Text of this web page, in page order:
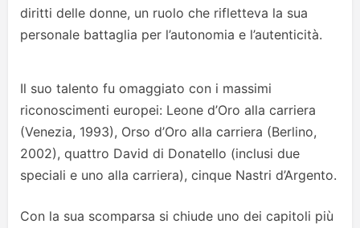
diritti delle donne, un ruolo che rifletteva la sua
personale battaglia per l’autonomia e l’autenticità.
Il suo talento fu omaggiato con i massimi
riconoscimenti europei: Leone d’Oro alla carriera
(Venezia, 1993), Orso d’Oro alla carriera (Berlino,
2002), quattro David di Donatello (inclusi due
speciali e uno alla carriera), cinque Nastri d’Argento.
Con la sua scomparsa si chiude uno dei capitoli più